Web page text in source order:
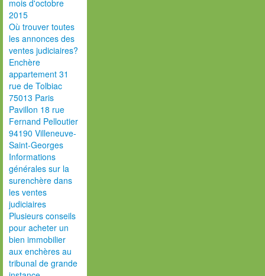
mois d'octobre
2015
Où trouver toutes
les annonces des
ventes judiciaires?
Enchère
appartement 31
rue de Tolbiac
75013 Paris
Pavillon 18 rue
Fernand Pelloutier
94190 Villeneuve-
Saint-Georges
Informations
générales sur la
surenchère dans
les ventes
judiciaires
Plusieurs conseils
pour acheter un
bien immobilier
aux enchères au
tribunal de grande